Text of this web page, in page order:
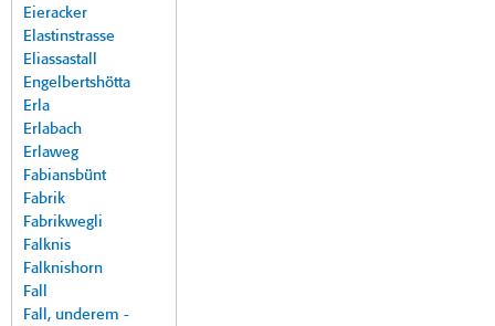
Eieracker
Elastinstrasse
Eliassastall
Engelbertshötta
Erla
Erlabach
Erlaweg
Fabiansbünt
Fabrik
Fabrikwegli
Falknis
Falknishorn
Fall
Fall, underem -